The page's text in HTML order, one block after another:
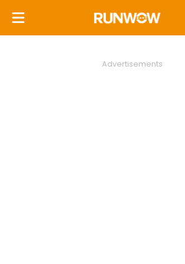
Advertisements